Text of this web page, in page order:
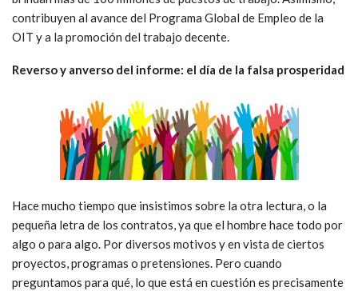
contribuyen al avance del Programa Global de Empleo de la
OIT y a la promoción del trabajo decente.
Reverso y anverso del informe: el día de la falsa prosperidad
Hace mucho tiempo que insistimos sobre la otra lectura, o la
pequeña letra de los contratos, ya que el hombre hace todo por
algo o para algo. Por diversos motivos y en vista de ciertos
proyectos, programas o pretensiones. Pero cuando
preguntamos para qué, lo que está en cuestión es precisamente